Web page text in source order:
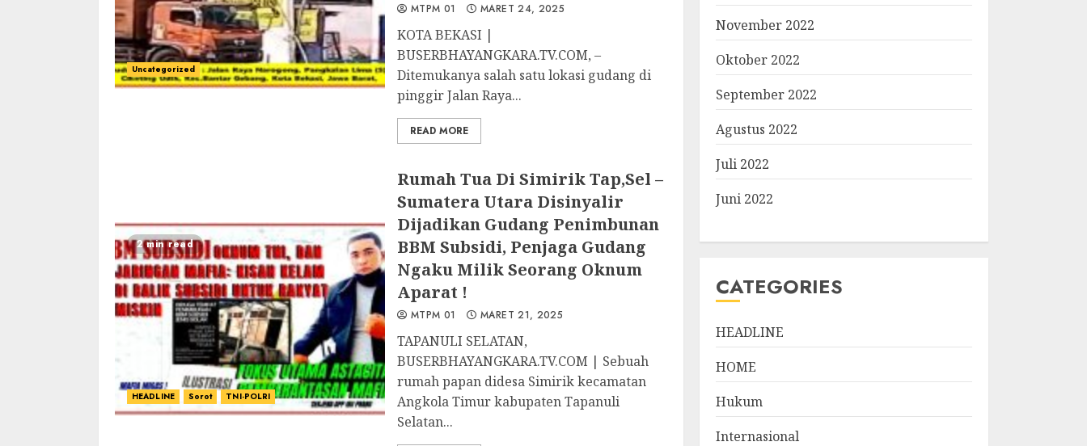
Uncategorized
MTPM 01 MARET 24, 2025
KOTA BEKASI |
BUSERBHAYANGKARA.TV.COM, –
Ditemukanya salah satu lokasi gudang di
pinggir Jalan Raya...
READ MORE
2 min read
HEADLINE Sorot TNI-POLRI
Rumah Tua Di Simirik Tap,Sel –
Sumatera Utara Disinyalir
Dijadikan Gudang Penimbunan
BBM Subsidi, Penjaga Gudang
Ngaku Milik Seorang Oknum
Aparat !
MTPM 01 MARET 21, 2025
TAPANULI SELATAN,
BUSERBHAYANGKARA.TV.COM | Sebuah
rumah papan didesa Simirik kecamatan
Angkola Timur kabupaten Tapanuli
Selatan...
November 2022
Oktober 2022
September 2022
Agustus 2022
Juli 2022
Juni 2022
CATEGORIES
HEADLINE
HOME
Hukum
Internasional